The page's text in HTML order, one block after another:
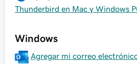
Thunderbird en Mac y Windows
Windows
Agregar mi correo